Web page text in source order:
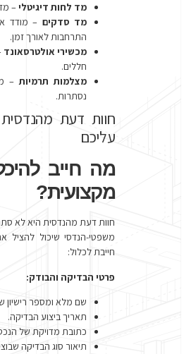
מד לחות דיגיטלי –
מד סדקים – מודד
התרחבות לאורך זמן.
מכשירי אולטרסאונד
חללים.
מצלמות תרמיות–
נסתרות.
חוות דעת
עליכם
מה חייב
מקצועית?
חוות דעת מהנדסית היא לא
משפטי-הנדסי שיכול להציל
חייבת לכלול:
פרטי הבדיקה והבודק:
שם מלא ומספר רישיון
תאריך ביצוע הבדיקה.
כתובת מדויקת של
תיאור סוג הבדיקה